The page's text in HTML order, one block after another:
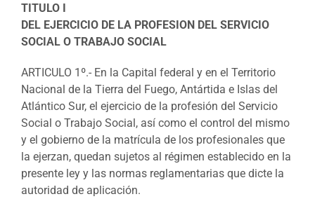
TITULO I
DEL EJERCICIO DE LA PROFESION DEL SERVICIO
SOCIAL O TRABAJO SOCIAL
ARTICULO 1º.- En la Capital federal y en el Territorio
Nacional de la Tierra del Fuego, Antártida e Islas del
Atlántico Sur, el ejercicio de la profesión del Servicio
Social o Trabajo Social, así como el control del mismo
y el gobierno de la matrícula de los profesionales que
la ejerzan, quedan sujetos al régimen establecido en la
presente ley y las normas reglamentarias que dicte la
autoridad de aplicación.